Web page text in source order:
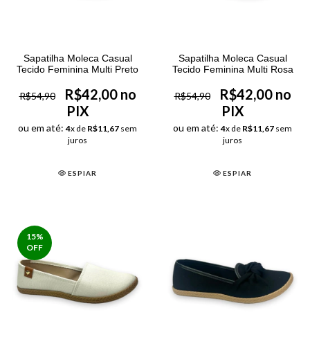
Sapatilha Moleca Casual
Tecido Feminina Multi Preto
R$54,90
R$42,00 no
PIX
ou em até:4x de R$11,67 sem
juros
ESPIAR
Sapatilha Moleca Casual
Tecido Feminina Multi Rosa
R$54,90
R$42,00 no
PIX
ou em até:4x de R$11,67 sem
juros
ESPIAR
15%
OFF